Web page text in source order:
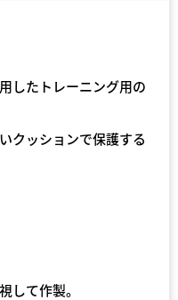
したトレーニング用の
クッションで保護する
して作製。